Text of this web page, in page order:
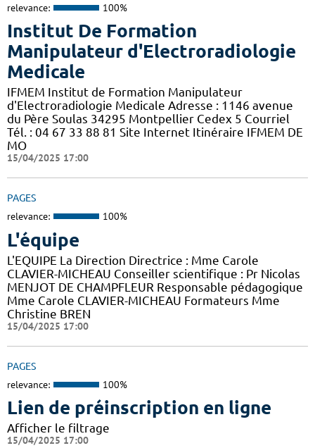
relevance: 100%
Institut De Formation
Manipulateur d'Electroradiologie
Medicale
IFMEM Institut de Formation Manipulateur
d'Electroradiologie Medicale Adresse : 1146 avenue
du Père Soulas 34295 Montpellier Cedex 5 Courriel
Tél. : 04 67 33 88 81 Site Internet Itinéraire IFMEM DE
MO
15/04/2025 17:00
PAGES
relevance: 100%
L'équipe
L'EQUIPE La Direction Directrice : Mme Carole
CLAVIER-MICHEAU Conseiller scientifique : Pr Nicolas
MENJOT DE CHAMPFLEUR Responsable pédagogique
Mme Carole CLAVIER-MICHEAU Formateurs Mme
Christine BREN
15/04/2025 17:00
PAGES
relevance: 100%
Lien de préinscription en ligne
Afficher le filtrage
15/04/2025 17:00